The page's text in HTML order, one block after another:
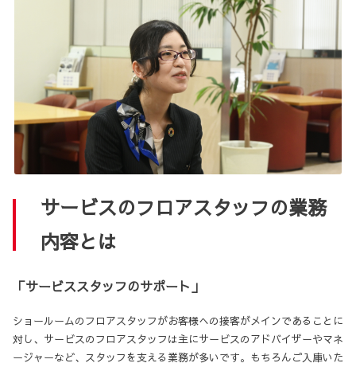
サービスのフロアスタッフの業務
内容とは
「サービススタッフのサポート」
ショールームのフロアスタッフがお客様への接客がメインであることに
対し、サービスのフロアスタッフは主にサービスのアドバイザーやマネ
ージャーなど、スタッフを支える業務が多いです。もちろんご入庫いた